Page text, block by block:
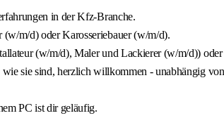
in der Kfz-Branche.
m/d) oder Karosseriebauer (w/m/d).
(w/m/d), Maler und Lackierer (w/m/d))
sie sind, herzlich willkommen - unabhängig
PC ist dir geläufig.